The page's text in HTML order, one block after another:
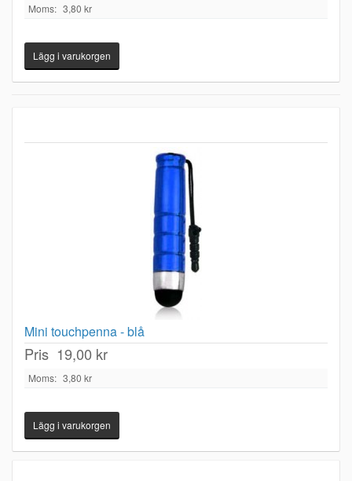
Moms: 3,80 kr
Mini touchpenna - blå
Pris 19,00 kr
Moms: 3,80 kr